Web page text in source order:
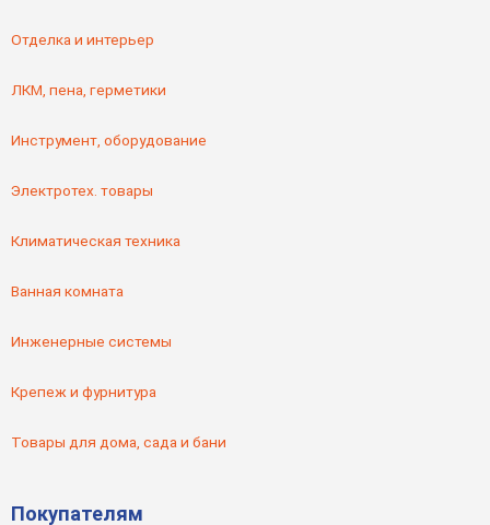
Отделка и интерьер
ЛКМ, пена, герметики
Инструмент, оборудование
Электротех. товары
Климатическая техника
Ванная комната
Инженерные системы
Крепеж и фурнитура
Товары для дома, сада и бани
Покупателям